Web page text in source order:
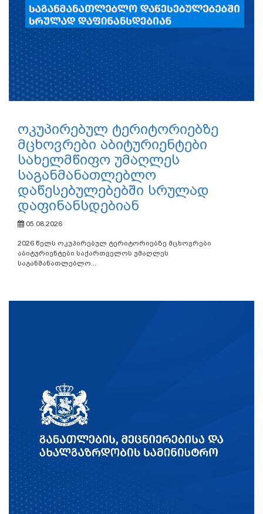
ოკუპირებულ ტერიტორიებზე
მცხოვრები აბიტურიენტები
სახელმწიფო უმაღლეს
საგანმანათლებლო
დაწესებულებებში სრულად
დაფინანსდებიან
05.08.2026
2026 წელს ოკუპირებულ ტერიტორიებზე მცხოვრები
აბიტურიენტები საქართველოს უმაღლეს
საგანმანათლებლო...